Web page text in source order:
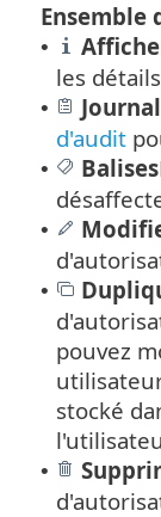
Ensemble
•
les
•
d'audit
• Balises
•
•
pouvez
stocké
•